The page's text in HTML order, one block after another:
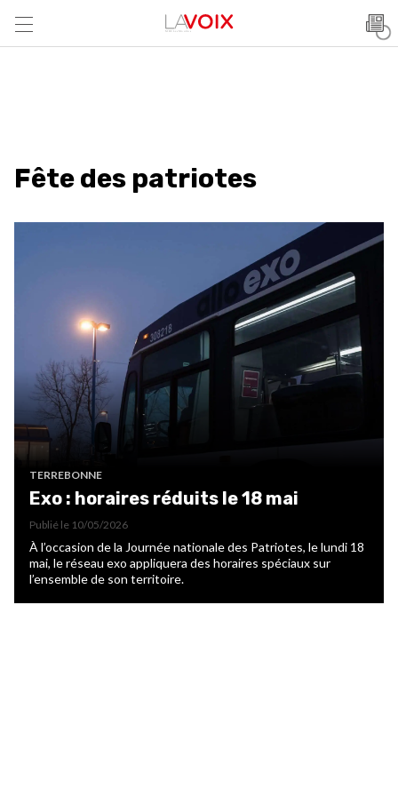
Fête des patriotes
TERREBONNE
Exo : horaires réduits le 18 mai
Publié le 10/05/2026
À l’occasion de la Journée nationale des Patriotes, le lundi 18
mai, le réseau exo appliquera des horaires spéciaux sur
l’ensemble de son territoire.